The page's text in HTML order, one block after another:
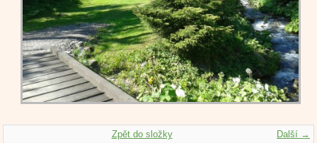
Další →
Zpět do složky